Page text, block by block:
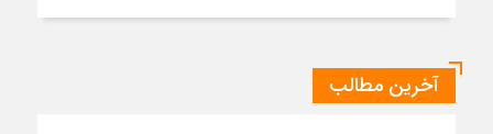
آخرین مطالب